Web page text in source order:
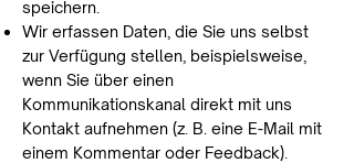
speichern.
Wir erfassen Daten, die Sie uns selbst
zur Verfügung stellen, beispielsweise,
wenn Sie über einen
Kommunikationskanal direkt mit uns
Kontakt aufnehmen (z. B. eine E-Mail mit
einem Kommentar oder Feedback).